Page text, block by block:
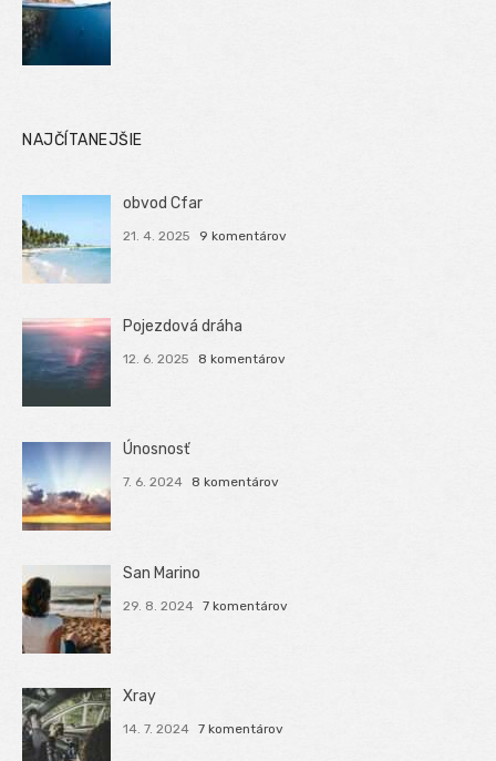
NAJČÍTANEJŠIE
obvod Cfar
21. 4. 2025 9 komentárov
Pojezdová dráha
12. 6. 2025 8 komentárov
Únosnosť
7. 6. 2024 8 komentárov
San Marino
29. 8. 2024 7 komentárov
Xray
14. 7. 2024 7 komentárov